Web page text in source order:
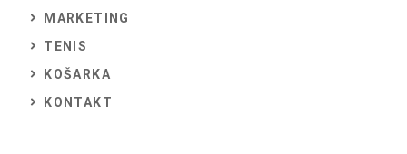
MARKETING
TENIS
KOŠARKA
KONTAKT